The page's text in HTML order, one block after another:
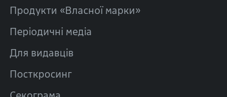
Продукти «Власної марки»
Періодичні медіа
Для видавців
Посткросинг